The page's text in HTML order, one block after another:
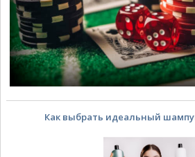
Как выбрать идеальный